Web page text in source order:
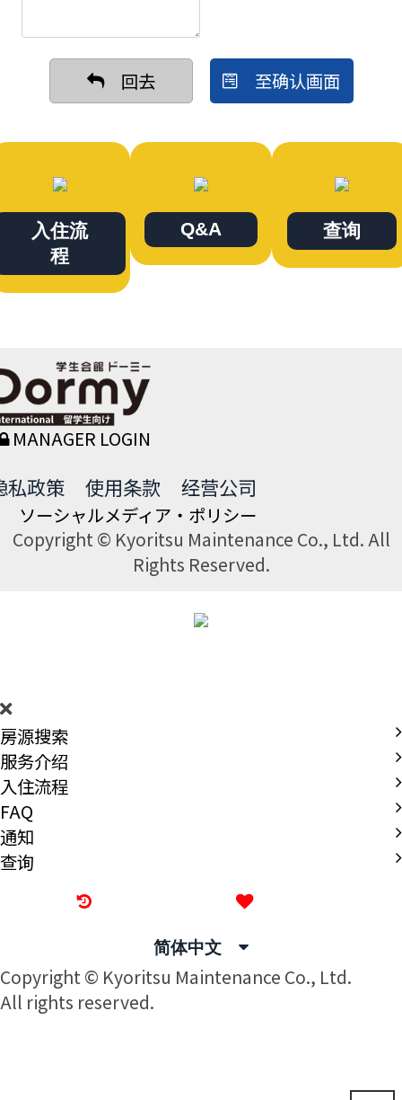
回去 至确认画面
入住流
程
Q&A 查询
MANAGER LOGIN
私政策 使用条款 经营公司
ソーシャルメディア・ポリシー
Copyright © Kyoritsu Maintenance Co., Ltd. All
Rights Reserved.
房源搜索
服务介绍
入住流程
FAQ
通知
查询
简体中文
Copyright © Kyoritsu Maintenance Co., Ltd.
All rights reserved.